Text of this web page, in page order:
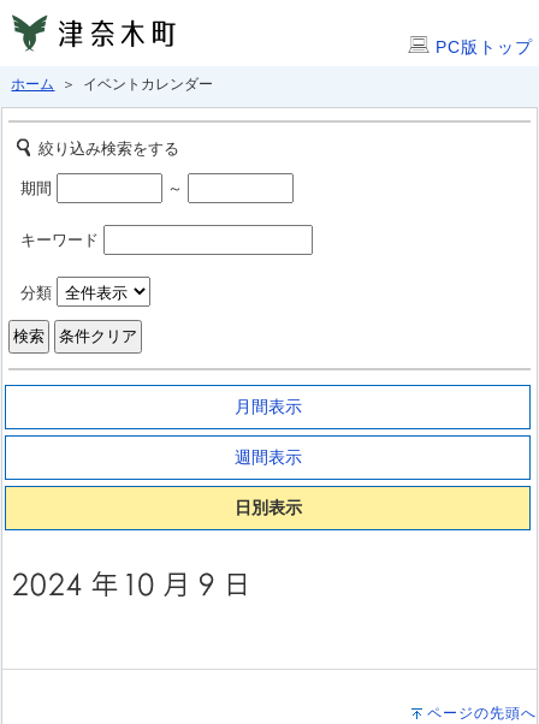
PC版トップ
ホーム ＞ イベントカレンダー
絞り込み検索をする
期間 ～
キーワード
分類
月間表示
週間表示
日別表示
ページの先頭へ